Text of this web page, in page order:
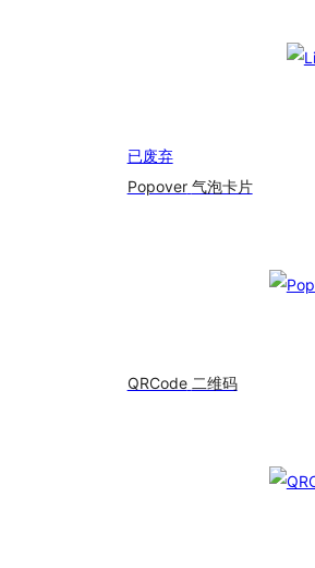
已废弃
Popover 气泡卡片
QRCode 二维码